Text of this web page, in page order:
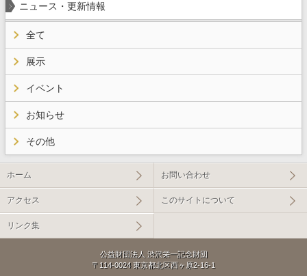
ニュース・更新情報
全て
展示
イベント
お知らせ
その他
ホーム お問い合わせ
アクセス このサイトについて
リンク集
公益財団法人 渋沢栄一記念財団
〒114-0024 東京都北区西ヶ原2-16-1